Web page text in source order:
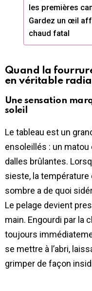
les premières
Gardez un œil
chaud fatal
Quand la
en véritable
Une sensation
soleil
Le tableau est un
ensoleillés : un
dalles brûlantes.
sieste, la température
sombre a de quoi
Le pelage devient
main. Engourdi par la
toujours
se mettre à l’abri,
grimper de façon